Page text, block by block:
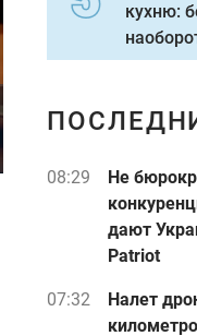
кухню:
08:29
Не
дают
Patriot
07:32
Налет